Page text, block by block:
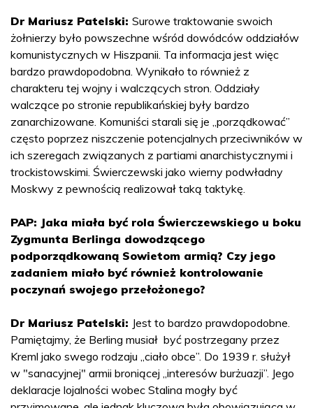
Dr Mariusz Patelski: Surowe traktowanie swoich
żołnierzy było powszechne wśród dowódców oddziałów
komunistycznych w Hiszpanii. Ta informacja jest więc
bardzo prawdopodobna. Wynikało to również z
charakteru tej wojny i walczących stron. Oddziały
walczące po stronie republikańskiej były bardzo
zanarchizowane. Komuniści starali się je „porządkować”
często poprzez niszczenie potencjalnych przeciwników w
ich szeregach związanych z partiami anarchistycznymi i
trockistowskimi. Świerczewski jako wierny podwładny
Moskwy z pewnością realizował taką taktykę.
PAP: Jaka miała być rola Świerczewskiego u boku
Zygmunta Berlinga dowodzącego
podporządkowaną Sowietom armią? Czy jego
zadaniem miało być również kontrolowanie
poczynań swojego przełożonego?
Dr Mariusz Patelski: Jest to bardzo prawdopodobne.
Pamiętajmy, że Berling musiał być postrzegany przez
Kreml jako swego rodzaju „ciało obce”. Do 1939 r. służył
w "sanacyjnej" armii broniącej „interesów burżuazji”. Jego
deklaracje lojalności wobec Stalina mogły być